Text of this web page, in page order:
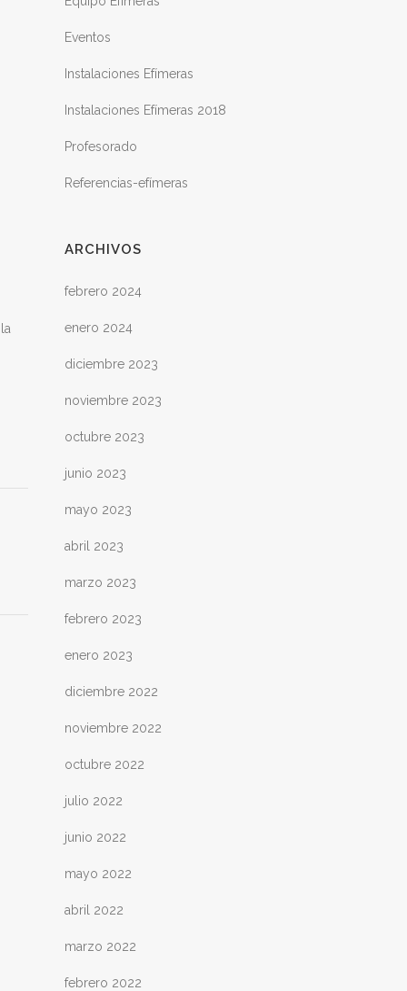
Eventos
Instalaciones Efímeras
Instalaciones Efímeras 2018
Profesorado
Referencias-efímeras
ARCHIVOS
febrero 2024
enero 2024
diciembre 2023
noviembre 2023
octubre 2023
junio 2023
mayo 2023
abril 2023
marzo 2023
febrero 2023
enero 2023
diciembre 2022
noviembre 2022
octubre 2022
julio 2022
junio 2022
mayo 2022
abril 2022
marzo 2022
febrero 2022